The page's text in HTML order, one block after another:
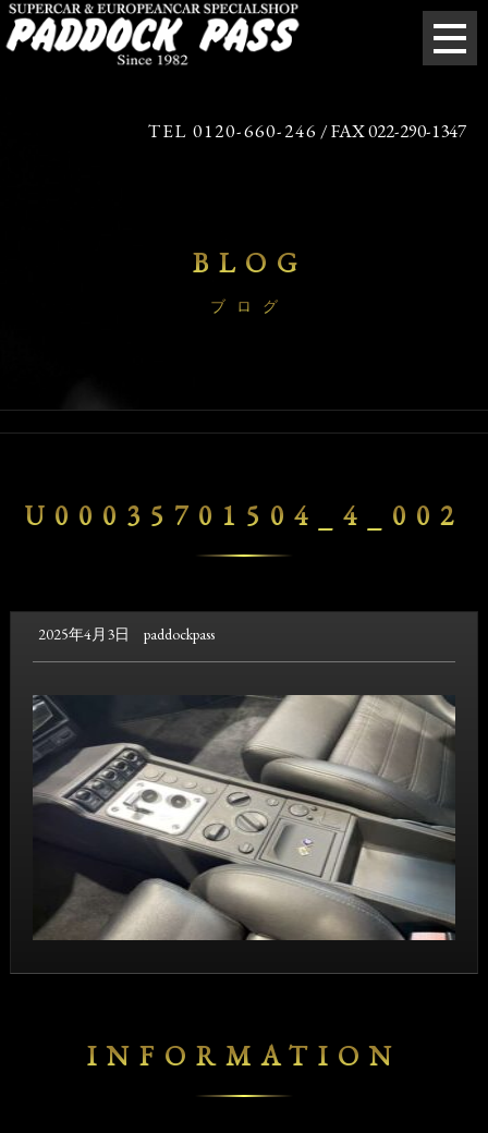
TEL 0120-660-246 / FAX 022-290-1347
BLOG
ブログ
U00035701504_4_002
2025年4月3日 paddockpass
INFORMATION